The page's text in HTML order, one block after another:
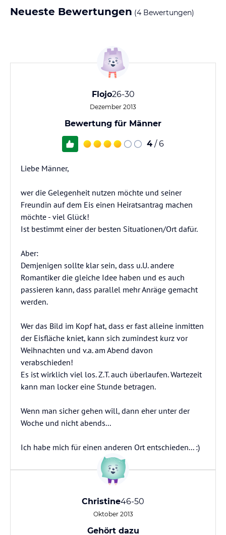
Neueste Bewertungen (4 Bewertungen)
Flojo26-30
Dezember 2013
Bewertung für Männer
4 / 6
Liebe Männer,
wer die Gelegenheit nutzen möchte und seiner
Freundin auf dem Eis einen Heiratsantrag machen
möchte - viel Glück!
Ist bestimmt einer der besten Situationen/Ort dafür.
Aber:
Demjenigen sollte klar sein, dass u.U. andere
Romantiker die gleiche Idee haben und es auch
passieren kann, dass parallel mehr Anräge gemacht
werden.
Wer das Bild im Kopf hat, dass er fast alleine inmitten
der Eisfläche kniet, kann sich zumindest kurz vor
Weihnachten und v.a. am Abend davon
verabschieden!
Es ist wirklich viel los. Z.T. auch überlaufen. Wartezeit
kann man locker eine Stunde betragen.
Wenn man sicher gehen will, dann eher unter der
Woche und nicht abends...
Ich habe mich für einen anderen Ort entschieden... :)
Christine46-50
Oktober 2013
Gehört dazu